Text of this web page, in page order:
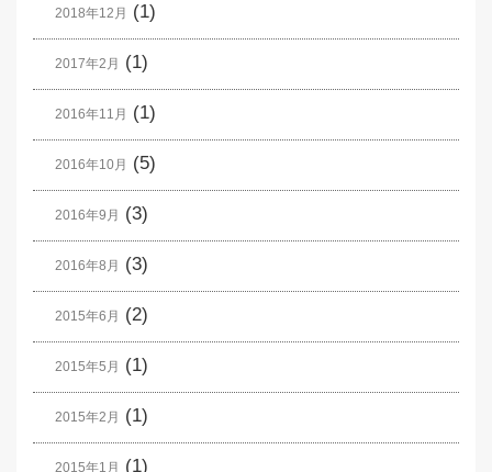
2018年12月 (1)
2017年2月 (1)
2016年11月 (1)
2016年10月 (5)
2016年9月 (3)
2016年8月 (3)
2015年6月 (2)
2015年5月 (1)
2015年2月 (1)
2015年1月 (1)